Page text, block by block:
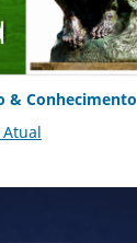
& Conhecimento
Atual